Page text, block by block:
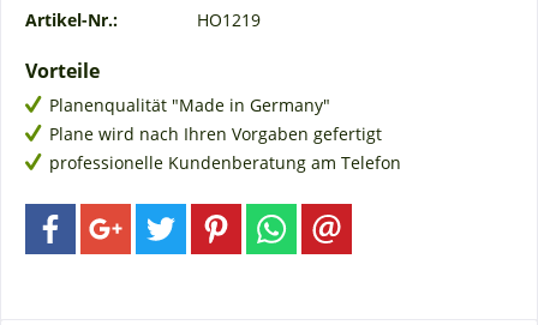
Artikel-Nr.: HO1219
Vorteile
Planenqualität "Made in Germany"
Plane wird nach Ihren Vorgaben gefertigt
professionelle Kundenberatung am Telefon